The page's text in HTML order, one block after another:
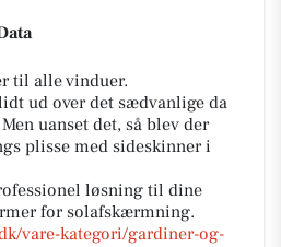
til alle vinduer.
ud over det sædvanlige da
uanset det, så blev der
plisse med sideskinner i
løsning til dine
for solafskærmning.
vare-kategori/gardiner-og-